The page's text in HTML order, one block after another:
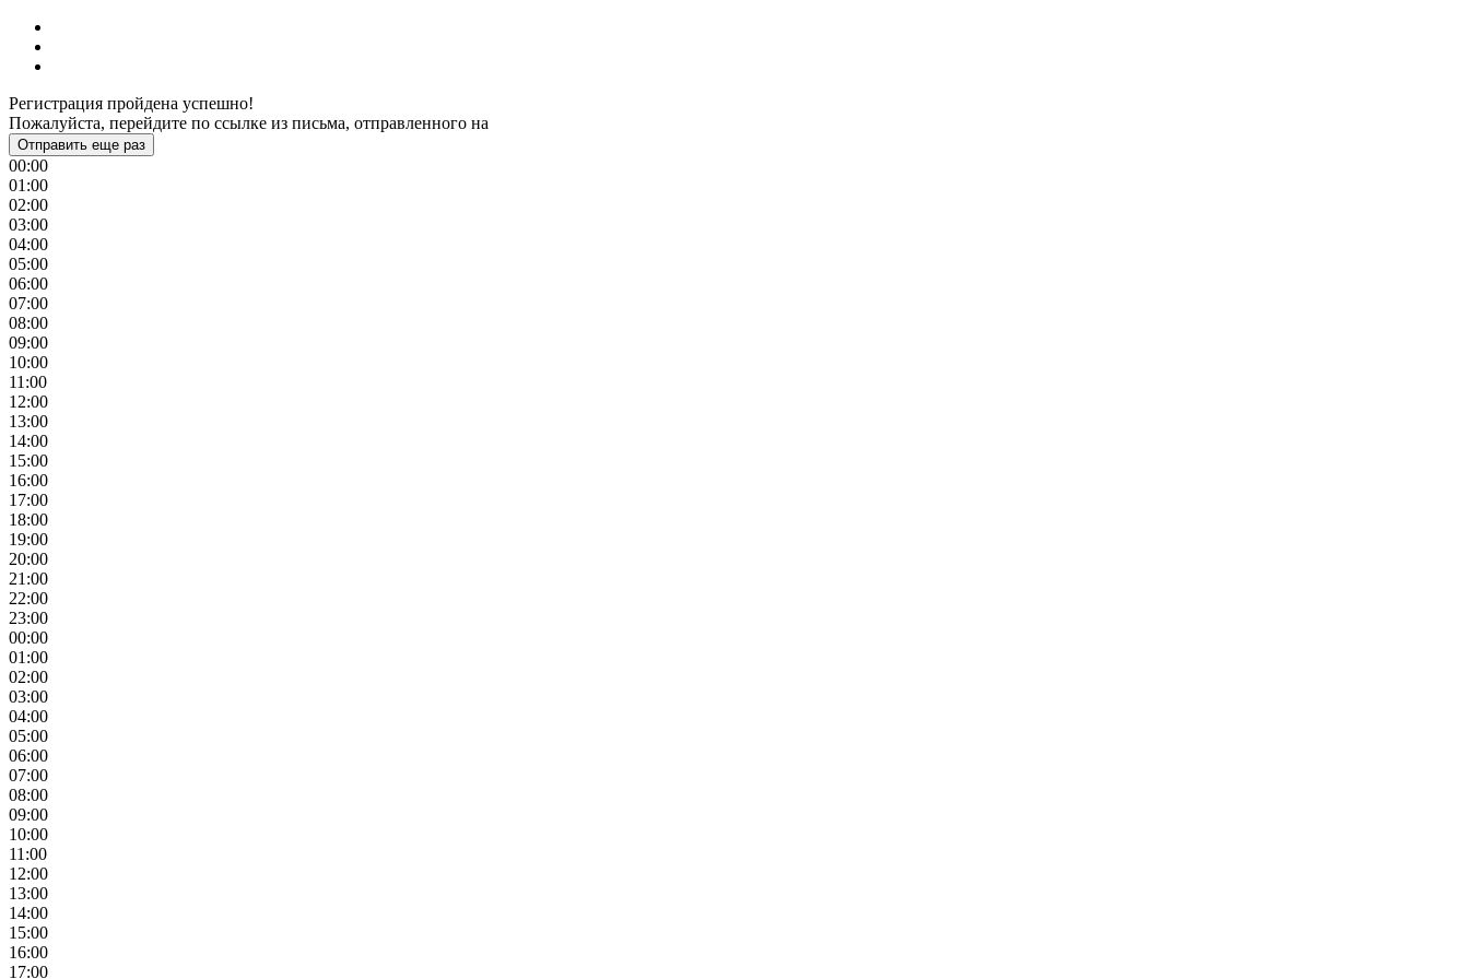
Регистрация пройдена успешно!
Пожалуйста, перейдите по ссылке из письма, отправленного на
Отправить еще раз
00:00
01:00
02:00
03:00
04:00
05:00
06:00
07:00
08:00
09:00
10:00
11:00
12:00
13:00
14:00
15:00
16:00
17:00
18:00
19:00
20:00
21:00
22:00
23:00
00:00
01:00
02:00
03:00
04:00
05:00
06:00
07:00
08:00
09:00
10:00
11:00
12:00
13:00
14:00
15:00
16:00
17:00